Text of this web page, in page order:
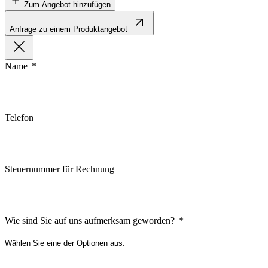
Zum Angebot hinzufügen
Anfrage zu einem Produktangebot
Name
Telefon
Steuernummer für Rechnung
Wie sind Sie auf uns aufmerksam geworden?
Werbung und Analysen
Notwendige Cookies sind
eines sicheren Log-ins oder